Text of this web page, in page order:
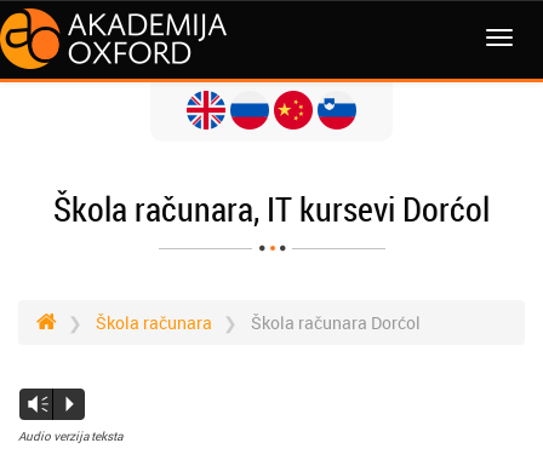
Škola računara, IT kursevi Dorćol
Škola računara Škola računara Dorćol
Vm
P
Audio verzija teksta